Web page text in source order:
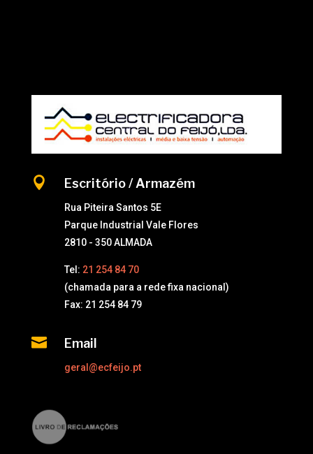
 Escritório / Armazém
Rua Piteira Santos 5E
Parque Industrial Vale Flores
2810 - 350 ALMADA
Tel: 21 254 84 70
(chamada para a rede fixa nacional)
Fax: 21 254 84 79
 Email
geral@ecfeijo.pt